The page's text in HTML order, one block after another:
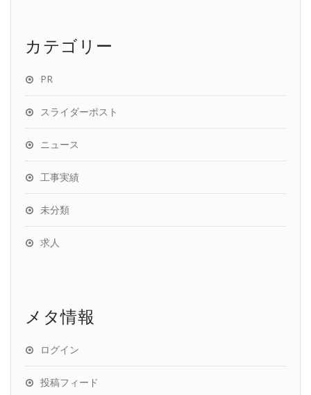
カテゴリー
PR
スライダーポスト
ニュース
工事実績
未分類
求人
メタ情報
ログイン
投稿フィード